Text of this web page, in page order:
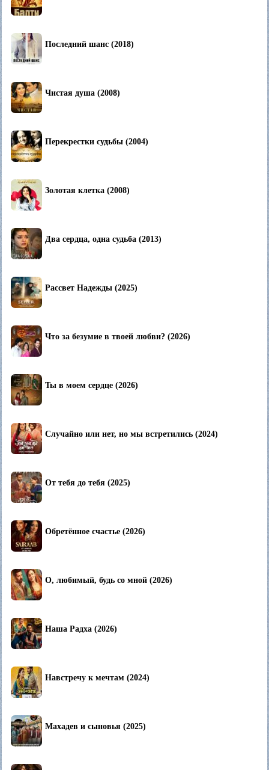
Последний шанс (2018)
Чистая душа (2008)
Перекрестки судьбы (2004)
Золотая клетка (2008)
Два сердца, одна судьба (2013)
Рассвет Надежды (2025)
Что за безумие в твоей любви? (2026)
Ты в моем сердце (2026)
Случайно или нет, но мы встретились (2024)
От тебя до тебя (2025)
Обретённое счастье (2026)
О, любимый, будь со мной (2026)
Наша Радха (2026)
Навстречу к мечтам (2024)
Махадев и сыновья (2025)